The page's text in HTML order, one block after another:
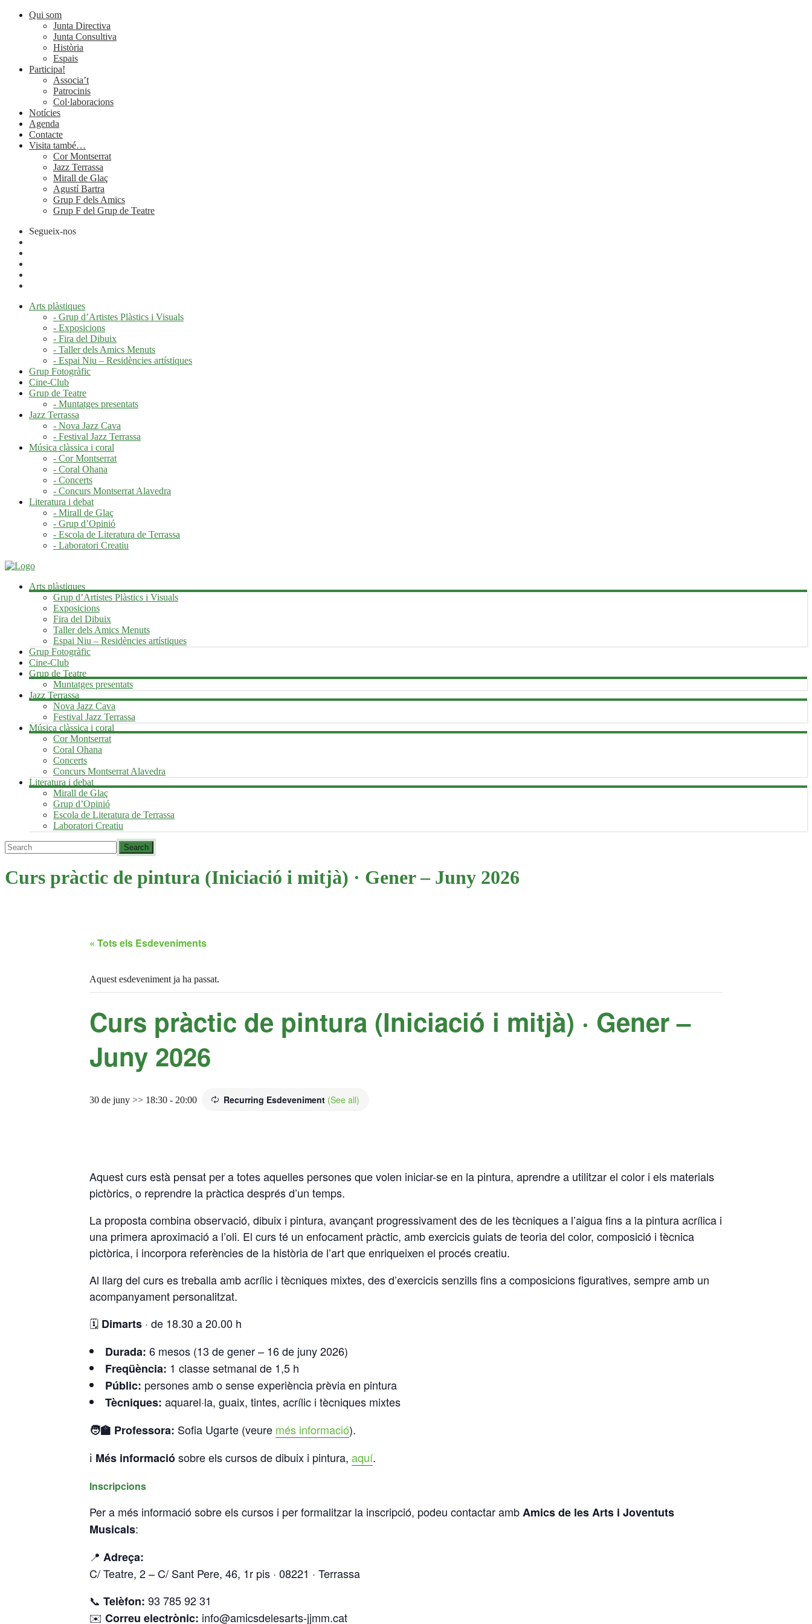
Qui som
Junta Directiva
Junta Consultiva
Història
Espais
Participa!
Associa’t
Patrocinis
Col·laboracions
Notícies
Agenda
Contacte
Visita també…
Cor Montserrat
Jazz Terrassa
Mirall de Glaç
Agustí Bartra
Grup F dels Amics
Grup F del Grup de Teatre
Segueix-nos
Arts plàstiques
- Grup d’Artistes Plàstics i Visuals
- Exposicions
- Fira del Dibuix
- Taller dels Amics Menuts
- Espai Niu – Residències artístiques
Grup Fotogràfic
Cine-Club
Grup de Teatre
- Muntatges presentats
Jazz Terrassa
- Nova Jazz Cava
- Festival Jazz Terrassa
Música clàssica i coral
- Cor Montserrat
- Coral Ohana
- Concerts
- Concurs Montserrat Alavedra
Literatura i debat
- Mirall de Glaç
- Grup d’Opinió
- Escola de Literatura de Terrassa
- Laboratori Creatiu
Arts plàstiques
Grup d’Artistes Plàstics i Visuals
Exposicions
Fira del Dibuix
Taller dels Amics Menuts
Espai Niu – Residències artístiques
Grup Fotogràfic
Cine-Club
Grup de Teatre
Muntatges presentats
Jazz Terrassa
Nova Jazz Cava
Festival Jazz Terrassa
Música clàssica i coral
Cor Montserrat
Coral Ohana
Concerts
Concurs Montserrat Alavedra
Literatura i debat
Mirall de Glaç
Grup d’Opinió
Escola de Literatura de Terrassa
Laboratori Creatiu
Curs pràctic de pintura (Iniciació i mitjà) · Gener – Juny 2026
« Tots els Esdeveniments
Aquest esdeveniment ja ha passat.
Curs pràctic de pintura (Iniciació i mitjà) · Gener –
Juny 2026
30 de juny >> 18:30 - 20:00 Recurring Esdeveniment (See all)
Aquest curs està pensat per a totes aquelles persones que volen iniciar-se en la pintura, aprendre a utilitzar el color i els materials
pictòrics, o reprendre la pràctica després d’un temps.
La proposta combina observació, dibuix i pintura, avançant progressivament des de les tècniques a l’aigua fins a la pintura acrílica i
una primera aproximació a l’oli. El curs té un enfocament pràctic, amb exercicis guiats de teoria del color, composició i tècnica
pictòrica, i incorpora referències de la història de l’art que enriqueixen el procés creatiu.
Al llarg del curs es treballa amb acrílic i tècniques mixtes, des d’exercicis senzills fins a composicions figuratives, sempre amb un
acompanyament personalitzat.
🗓️ Dimarts · de 18.30 a 20.00 h
Durada: 6 mesos (13 de gener – 16 de juny 2026)
Freqüència: 1 classe setmanal de 1,5 h
Públic: persones amb o sense experiència prèvia en pintura
Tècniques: aquarel·la, guaix, tintes, acrílic i tècniques mixtes
🧑‍🏫 Professora: Sofia Ugarte (veure més informació).
ℹ️ Més informaciósobre els cursos de dibuix i pintura, aquí.
Inscripcions
Per a més informació sobre els cursos i per formalitzar la inscripció, podeu contactar ambAmics de les Arts i Joventuts
Musicals:
📍 Adreça:
C/ Teatre, 2 – C/ Sant Pere, 46, 1r pis · 08221 · Terrassa
📞 Telèfon: 93 785 92 31
✉️ Correu electrònic: info@amicsdelesarts-jjmm.cat